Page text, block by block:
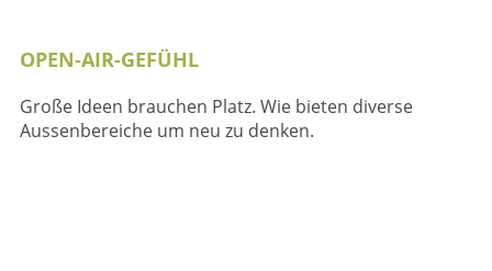
OPEN-AIR-GEFÜHL
Große Ideen brauchen Platz. Wie bieten diverse
Aussenbereiche um neu zu denken.